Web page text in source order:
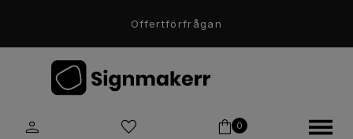
Offertförfrågan
0